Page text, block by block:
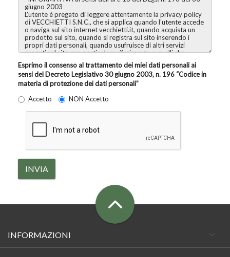
Esprimo il consenso al trattamento dei miei dati personali ai
sensi del Decreto Legislativo 30 giugno 2003, n. 196 “Codice in
materia di protezione dei dati personali”
Accetto
NON Accetto
INVIA
INFORMAZIONI